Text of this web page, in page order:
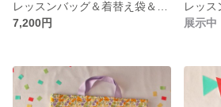
7,200円
展示中